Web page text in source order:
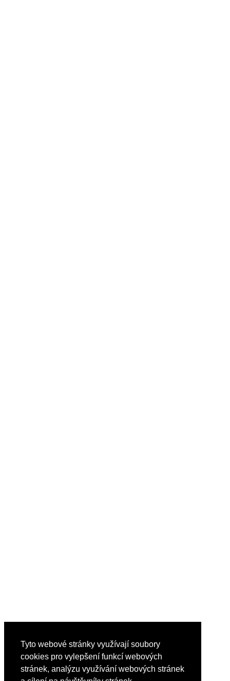
Tyto webové stránky využívají soubory
cookies pro vylepšení funkcí webových
stránek, analýzu využívání webových stránek